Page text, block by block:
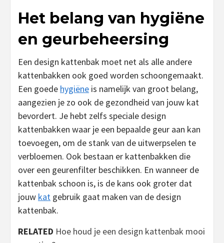
Het belang van hygiëne
en geurbeheersing
Een design kattenbak moet net als alle andere
kattenbakken ook goed worden schoongemaakt.
Een goede hygiëne is namelijk van groot belang,
aangezien je zo ook de gezondheid van jouw kat
bevordert. Je hebt zelfs speciale design
kattenbakken waar je een bepaalde geur aan kan
toevoegen, om de stank van de uitwerpselen te
verbloemen. Ook bestaan er kattenbakken die
over een geurenfilter beschikken. En wanneer de
kattenbak schoon is, is de kans ook groter dat
jouw kat gebruik gaat maken van de design
kattenbak.
RELATED Hoe houd je een design kattenbak mooi